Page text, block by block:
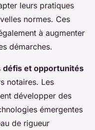
leurs pratiques
normes. Ces
à augmenter
démarches.
défis et opportunités
notaires. Les
développer des
émergentes
de rigueur